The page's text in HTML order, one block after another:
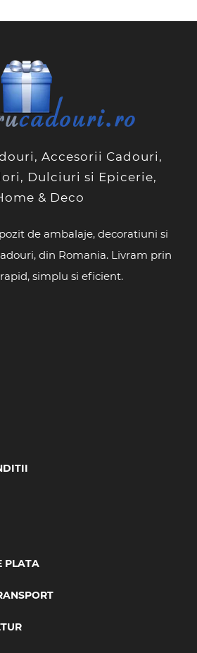
Accesorii Cadouri,
Dulciuri si Epicerie,
& Deco
de ambalaje, decoratiuni si
din Romania. Livram prin
simplu si eficient.
PLATA